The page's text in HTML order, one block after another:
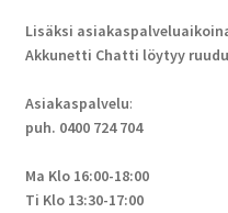
Lisäksi
Akkunetti Chatti löytyy
Asiakaspalvelu:
puh. 0400 724 704
Ma Klo 16:00-18:00
Ti Klo 13:30-17:00